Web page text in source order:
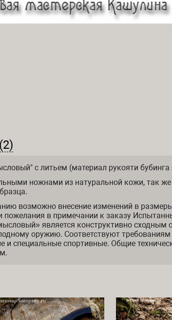
с литьем (материал рукояти бубинга
ножнами из натуральной кожи, так же
возможно внесение изменений в
пожелания в примечании к заказу
является конструктивно сходным
оружию. Соответствуют
и специальные спортивные. Общие